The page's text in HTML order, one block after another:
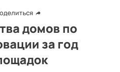
домов по
за год